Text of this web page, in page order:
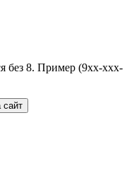
без 8. Пример (9хх-ххх-
сайт